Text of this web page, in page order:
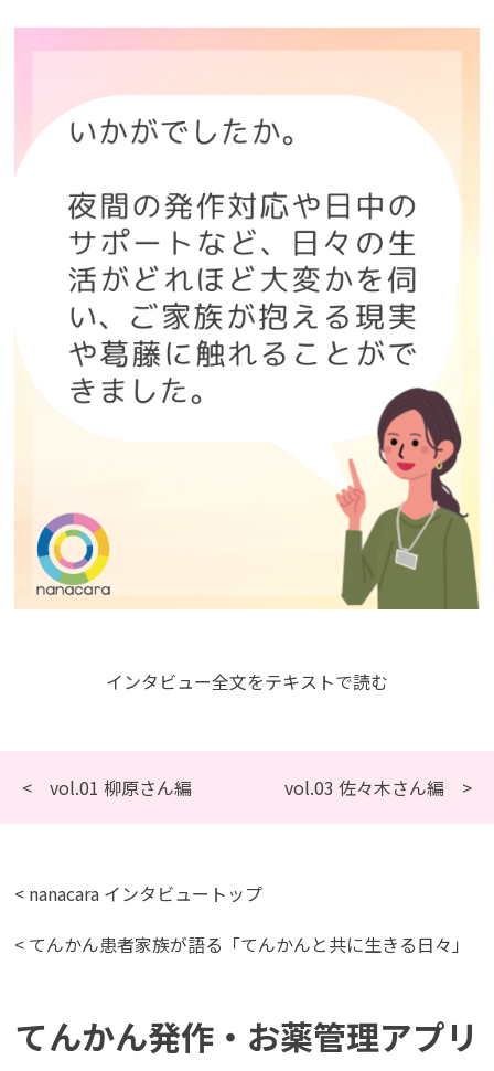
インタビュー全文をテキストで読む
< vol.01 柳原さん編 vol.03 佐々木さん編 >
< nanacara インタビュートップ
< てんかん患者家族が語る「てんかんと共に生きる日々」
てんかん発作・お薬管理アプリ